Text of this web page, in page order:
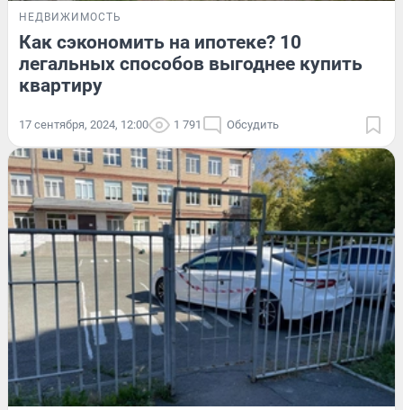
НЕДВИЖИМОСТЬ
Как сэкономить на ипотеке? 10
легальных способов выгоднее купить
квартиру
17 сентября, 2024, 12:00 1 791 Обсудить